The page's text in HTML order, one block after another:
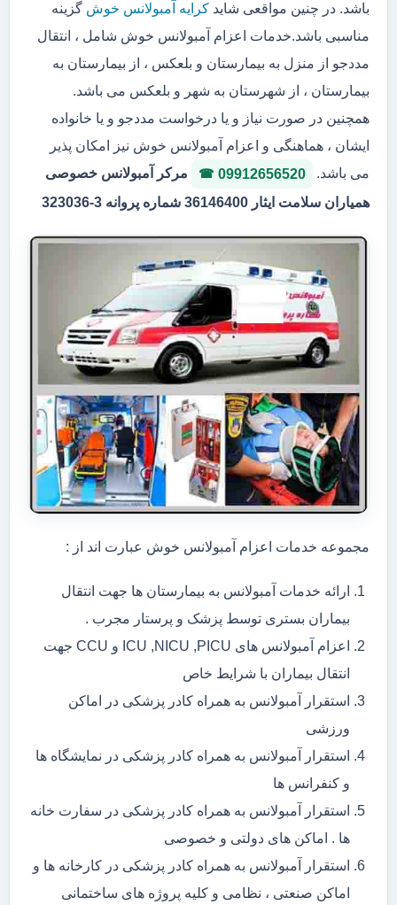
باشد. در چنین مواقعی شاید کرایه آمبولانس خوش گزینه
مناسبی باشد.خدمات اعزام آمبولانس خوش شامل ، انتقال
مددجو از منزل به بیمارستان و بلعکس ، از بیمارستان به
بیمارستان ، از شهرستان به شهر و بلعکس می باشد.
همچنین در صورت نیاز و یا درخواست مددجو و یا خانواده
ایشان ، هماهنگی و اعزام آمبولانس خوش نیز امکان پذیر
می باشد.
09912656520
مرکر آمبولانس خصوصی
همیاران سلامت ایثار 36146400 شماره پروانه 3-323036
مجموعه خدمات اعزام آمبولانس خوش عبارت اند از :
ارائه خدمات آمبولانس به بیمارستان ها جهت انتقال
بیماران بستری توسط پزشک و پرستار مجرب .
اعزام آمبولانس های ICU ,NICU ,PICU و CCU جهت
انتقال بیماران با شرایط خاص
استقرار آمبولانس به همراه کادر پزشکی در اماکن
ورزشی
استقرار آمبولانس به همراه کادر پزشکی در نمایشگاه ها
و کنفرانس ها
استقرار آمبولانس به همراه کادر پزشکی در سفارت خانه
ها . اماکن های دولتی و خصوصی
استقرار آمبولانس به همراه کادر پزشکی در کارخانه ها و
اماکن صنعتی ، نظامی و کلیه پروژه های ساختمانی